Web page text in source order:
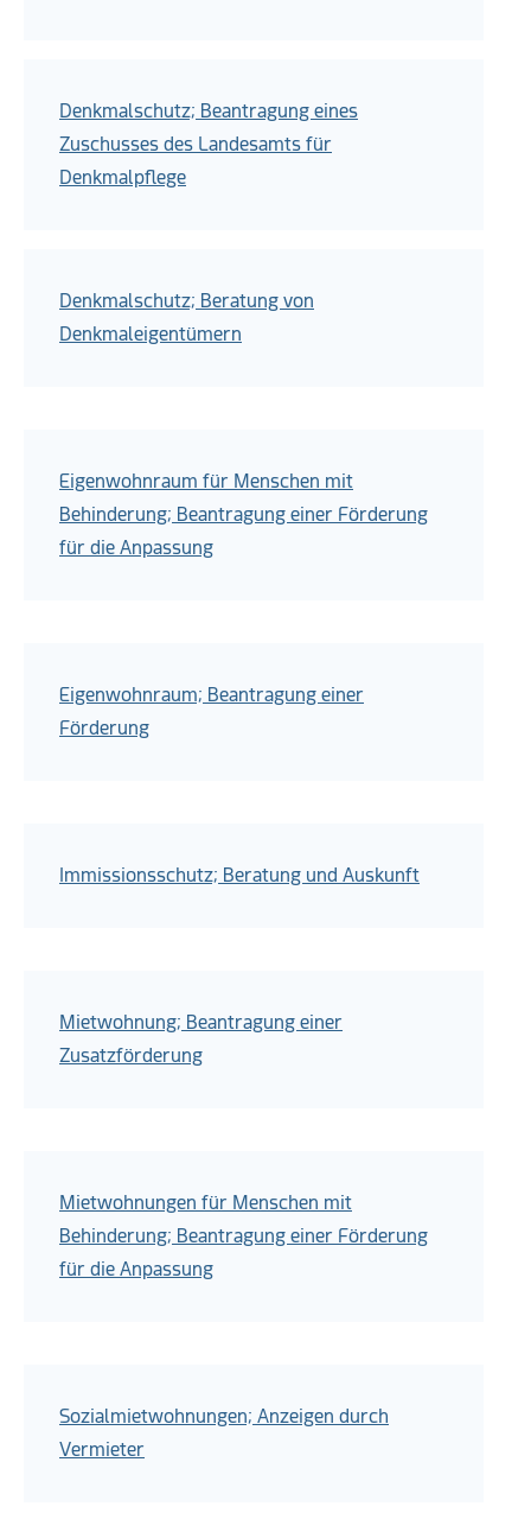
Denkmalschutz; Beantragung eines
Zuschusses des Landesamts für
Denkmalpflege
Denkmalschutz; Beratung von
Denkmaleigentümern
Eigenwohnraum für Menschen mit
Behinderung; Beantragung einer Förderung
für die Anpassung
Eigenwohnraum; Beantragung einer
Förderung
Immissionsschutz; Beratung und Auskunft
Mietwohnung; Beantragung einer
Zusatzförderung
Mietwohnungen für Menschen mit
Behinderung; Beantragung einer Förderung
für die Anpassung
Sozialmietwohnungen; Anzeigen durch
Vermieter